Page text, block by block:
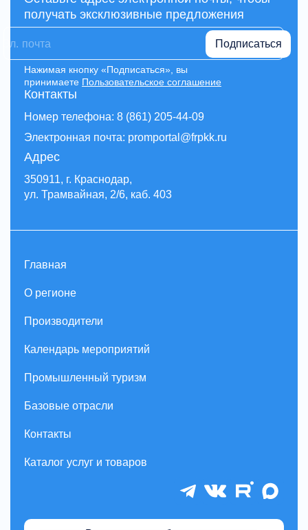
Контакты
Номер телефона: 8 (861) 205-44-09
Электронная почта: promportal@frpkk.ru
Адрес
350911, г. Краснодар,
ул. Трамвайная, 2/6, каб. 403
получать эксклюзивные предложения
Подписаться
Нажимая кнопку «Подписаться», вы
принимаете Пользовательское соглашение
Главная
О регионе
Производители
Календарь мероприятий
Промышленный туризм
Базовые отрасли
Контакты
Каталог услуг и товаров